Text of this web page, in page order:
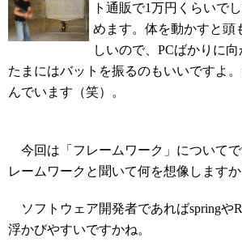
ト通販で1万円くらいで
めます。体を動かすと頭
しいので、PCばかりに向
たまにはバットを振るのもいいですよ
んでいます（笑）。
今回は「フレームワーク」について
レームワークと聞いて何を想像しますか
ソフトウェア開発者であればspringや
浮かびやすいですかね。